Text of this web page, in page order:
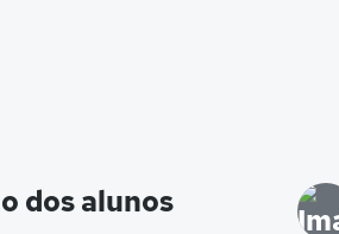
dos alunos